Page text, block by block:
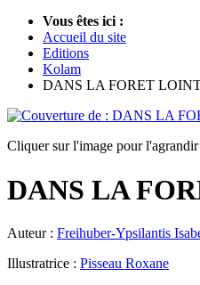
Vous êtes ici :
Accueil du site
Editions
Kolam
DANS LA FORET
Cliquer sur l'image pour l'agrandir
DANS LA
Auteur : Freihuber-Ypsilantis
Illustratrice : Pisseau Roxane